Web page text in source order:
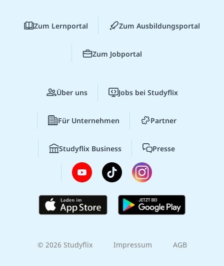
Zum Lernportal Zum Ausbildungsportal
Zum Jobportal
Über uns Jobs bei Studyflix
Für Unternehmen Partner
Studyflix Business Presse
© 2026 Studyflix Impressum AGB